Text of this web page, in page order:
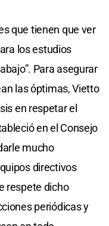
que tienen que ver
los estudios
Para asegurar
las óptimas, Vietto
en respetar el
en el Consejo
mucho
directivos
respete dicho
periódicas y